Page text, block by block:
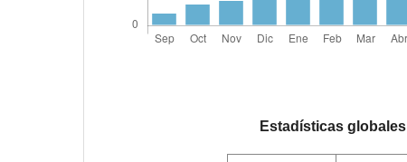
Estadísticas globales